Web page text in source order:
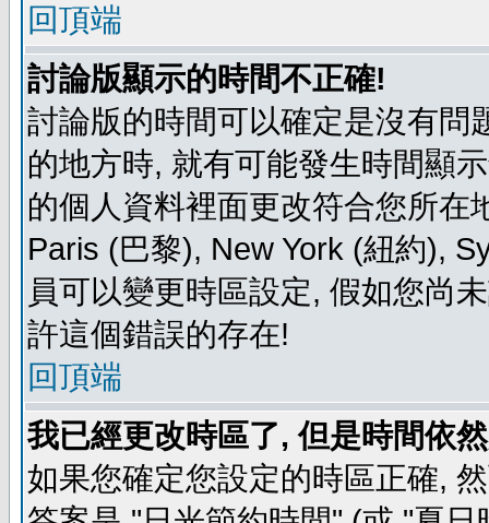
回頂端
討論版顯示的時間不正確!
討論版的時間可以確定是沒有問
的地方時, 就有可能發生時間顯
的個人資料裡面更改符合您所在
Paris (巴黎), New York (紐約),
員可以變更時區設定, 假如您尚
許這個錯誤的存在!
回頂端
我已經更改時區了, 但是時間依
如果您確定您設定的時區正確,